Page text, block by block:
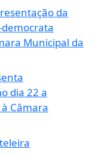
da
Municipal da
dia 22 a
Câmara